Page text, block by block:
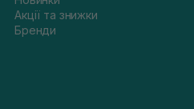
Акції та знижки
Бренди